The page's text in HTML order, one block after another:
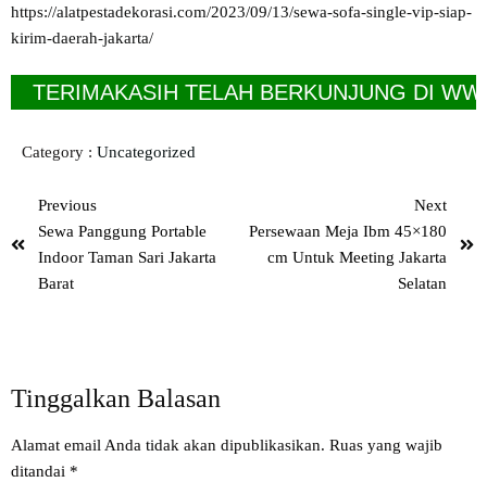
https://alatpestadekorasi.com/2023/09/13/sewa-sofa-single-vip-siap-
kirim-daerah-jakarta/
TELAH BERKUNJUNG DI
Category : Uncategorized
Previous
Sewa Panggung Portable
Indoor Taman Sari Jakarta
Barat
Next
Persewaan Meja Ibm 45×180
cm Untuk Meeting Jakarta
Selatan
Tinggalkan Balasan
Alamat email Anda tidak akan dipublikasikan. Ruas yang wajib
ditandai *